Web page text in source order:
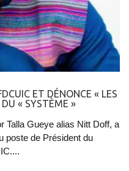
ET DÉNONCE « LES
« SYSTÈME »
Talla Gueye alias Nitt Doff, a
poste de Président du